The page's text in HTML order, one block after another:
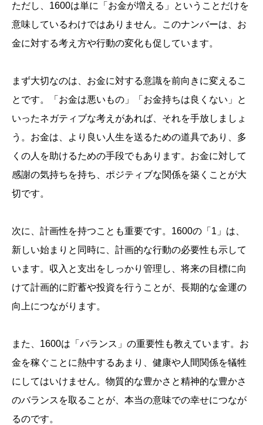
ただし、1600は単に「お金が増える」ということだけを
意味しているわけではありません。このナンバーは、お
金に対する考え方や行動の変化も促しています。
まず大切なのは、お金に対する意識を前向きに変えるこ
とです。「お金は悪いもの」「お金持ちは良くない」と
いったネガティブな考えがあれば、それを手放しましょ
う。お金は、より良い人生を送るための道具であり、多
くの人を助けるための手段でもあります。お金に対して
感謝の気持ちを持ち、ポジティブな関係を築くことが大
切です。
次に、計画性を持つことも重要です。1600の「1」は、
新しい始まりと同時に、計画的な行動の必要性も示して
います。収入と支出をしっかり管理し、将来の目標に向
けて計画的に貯蓄や投資を行うことが、長期的な金運の
向上につながります。
また、1600は「バランス」の重要性も教えています。お
金を稼ぐことに熱中するあまり、健康や人間関係を犠牲
にしてはいけません。物質的な豊かさと精神的な豊かさ
のバランスを取ることが、本当の意味での幸せにつなが
るのです。